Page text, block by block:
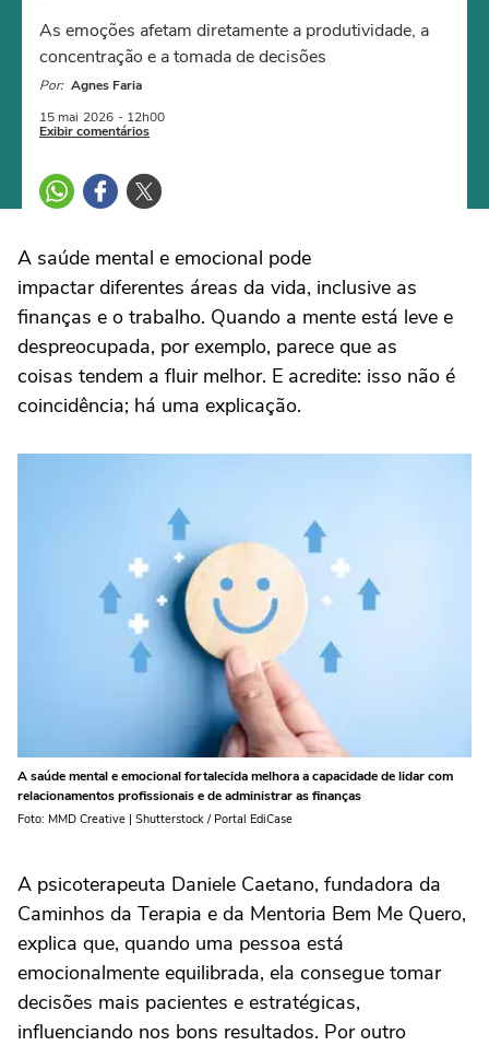
As emoções afetam diretamente a produtividade, a
concentração e a tomada de decisões
Por: Agnes Faria
15 mai 2026 - 12h00
Exibir comentários
A saúde mental e emocional pode
impactar diferentes áreas da vida, inclusive as
finanças e o trabalho. Quando a mente está leve e
despreocupada, por exemplo, parece que as
coisas tendem a fluir melhor. E acredite: isso não é
coincidência; há uma explicação.
A saúde mental e emocional fortalecida melhora a capacidade de lidar com
relacionamentos profissionais e de administrar as finanças
Foto: MMD Creative | Shutterstock / Portal EdiCase
A psicoterapeuta Daniele Caetano, fundadora da
Caminhos da Terapia e da Mentoria Bem Me Quero,
explica que, quando uma pessoa está
emocionalmente equilibrada, ela consegue tomar
decisões mais pacientes e estratégicas,
influenciando nos bons resultados. Por outro